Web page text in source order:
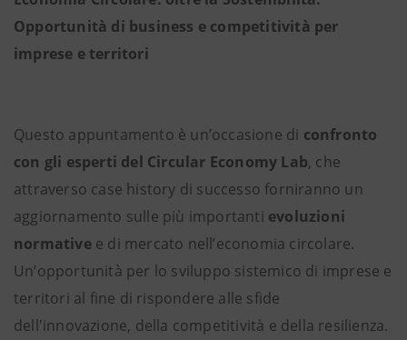
Opportunità di business e competitività per
imprese e territori
Questo appuntamento è un’occasione di confronto
con gli esperti del Circular Economy Lab, che
attraverso case history di successo forniranno un
aggiornamento sulle più importanti evoluzioni
normativee di mercato nell’economia circolare.
Un’opportunità per lo sviluppo sistemico di imprese e
territori al fine di rispondere alle sfide
dell'innovazione, della competitività e della resilienza.